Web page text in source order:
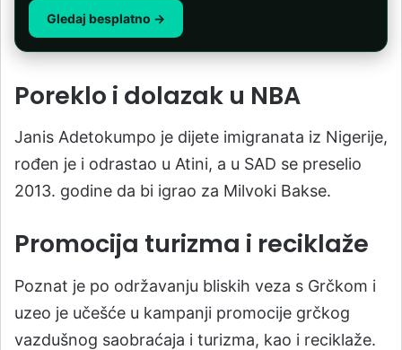
Gledaj besplatno →
Poreklo i dolazak u NBA
Janis Adetokumpo je dijete imigranata iz Nigerije,
rođen je i odrastao u Atini, a u SAD se preselio
2013. godine da bi igrao za Milvoki Bakse.
Promocija turizma i reciklaže
Poznat je po održavanju bliskih veza s Grčkom i
uzeo je učešće u kampanji promocije grčkog
vazdušnog saobraćaja i turizma, kao i reciklaže.